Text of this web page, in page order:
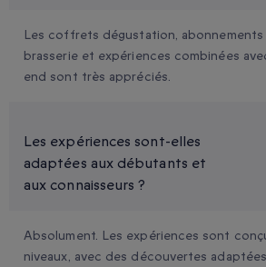
Les coffrets dégustation,
brasserie et expériences combinées
end sont très appréciés.
Les expériences sont-elles
adaptées aux débutants et
aux connaisseurs ?
Absolument. Les expériences sont
niveaux, avec des découvertes